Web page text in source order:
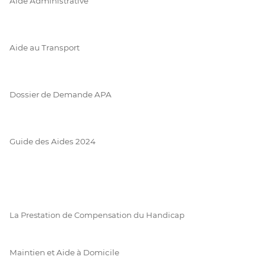
Aide au Transport
Dossier de Demande APA
Guide des Aides 2024
La Prestation de Compensation du Handicap
Maintien et Aide à Domicile